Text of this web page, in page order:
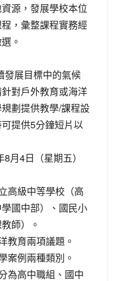
源，發展學校本位
，彙整課程實務經
。
發展目標中的氣候
對戶外教育或海洋
劃提供教學/課程設
提供5分鐘短片以
月4日（星期五）
高級中等學校（高
國中部）、國民小
師）。
教育兩項議題。
案例兩種類別。
為高中職組、國中